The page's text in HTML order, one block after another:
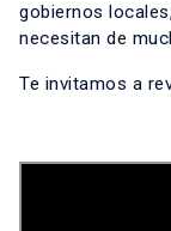
gobiernos
necesitan de
Te invitamos a